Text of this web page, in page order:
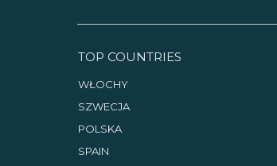
TOP COUNTRIES
WŁOCHY
SZWECJA
POLSKA
SPAIN